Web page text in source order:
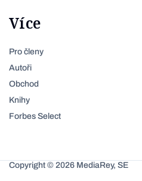
Více
Pro členy
Autoři
Obchod
Knihy
Forbes Select
Copyright © 2026 MediaRey, SE